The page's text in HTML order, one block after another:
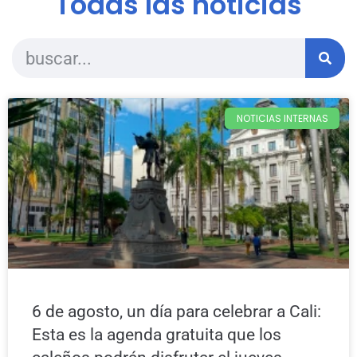
NOTICIAS INTERNAS
6 de agosto, un día para celebrar a Cali:
Esta es la agenda gratuita que los